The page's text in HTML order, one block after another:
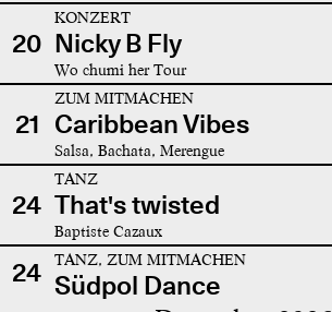
20
KONZERT
Nicky B Fly
Wo chumi her Tour
21
ZUM MITMACHEN
Caribbean Vibes
Salsa, Bachata, Merengue
24
TANZ
That's twisted
Baptiste Cazaux
24 TANZ, ZUM MITMACHEN
Südpol Dance